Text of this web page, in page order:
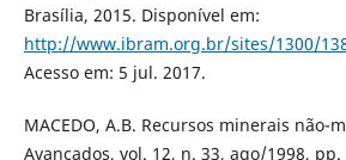
Brasília, 2015. Disponível em:
http://www.ibram.org.br/sites/1300/
Acesso em: 5 jul. 2017.
MACEDO, A.B. Recursos minerais não-
Avançados, vol. 12, n. 33, ago/1998, pp.